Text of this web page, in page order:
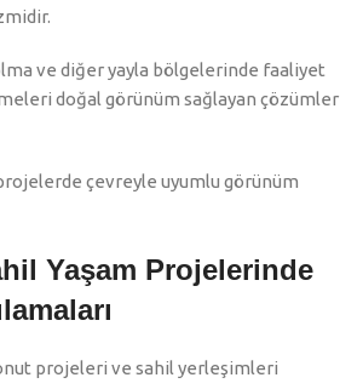
ve diğer yayla bölgelerinde faaliyet
doğal görünüm sağlayan çözümler
çevreyle uyumlu görünüm
Yaşam Projelerinde
projeleri ve sahil yerleşimleri